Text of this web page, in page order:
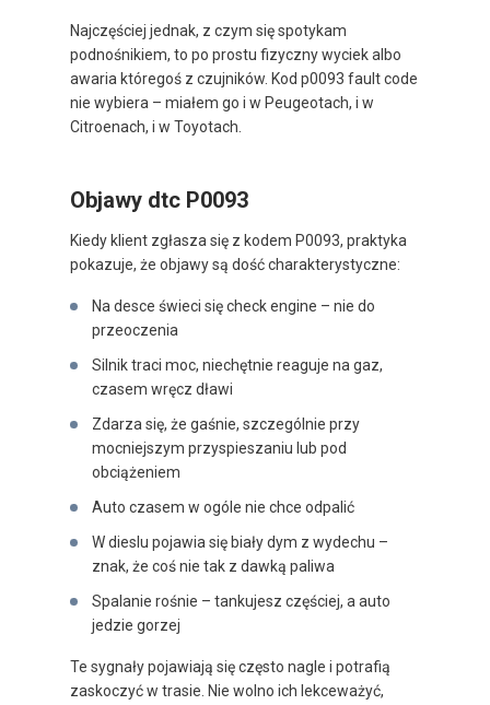
Najczęściej jednak, z czym się spotykam
podnośnikiem, to po prostu fizyczny wyciek albo
awaria któregoś z czujników. Kod p0093 fault code
nie wybiera – miałem go i w Peugeotach, i w
Citroenach, i w Toyotach.
Objawy dtc P0093
Kiedy klient zgłasza się z kodem P0093, praktyka
pokazuje, że objawy są dość charakterystyczne:
Na desce świeci się check engine – nie do
przeoczenia
Silnik traci moc, niechętnie reaguje na gaz,
czasem wręcz dławi
Zdarza się, że gaśnie, szczególnie przy
mocniejszym przyspieszaniu lub pod
obciążeniem
Auto czasem w ogóle nie chce odpalić
W dieslu pojawia się biały dym z wydechu –
znak, że coś nie tak z dawką paliwa
Spalanie rośnie – tankujesz częściej, a auto
jedzie gorzej
Te sygnały pojawiają się często nagle i potrafią
zaskoczyć w trasie. Nie wolno ich lekceważyć,